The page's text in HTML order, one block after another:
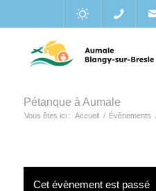
Pétanque à Aumale
Vous êtes ici : Accueil / Évènements
Cet évènement est passé